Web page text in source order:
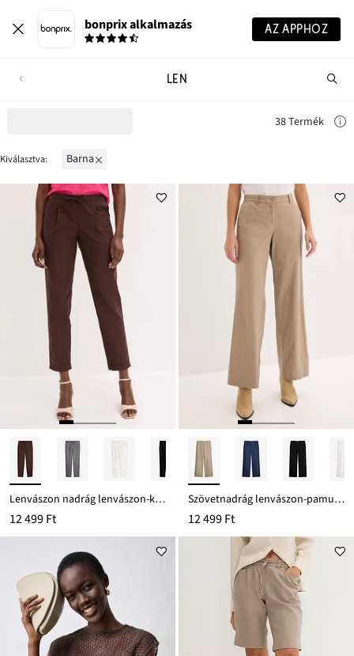
bonprix alkalmazás AZ APPHOZ
LEN
38 Termék
Kiválasztva: barna
Lenvászon nadrág lenvászon-keverékből
12 499 Ft
Szövetnadrág lenvászon-pamut keverékből
12 499 Ft